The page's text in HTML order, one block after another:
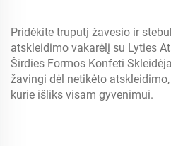
Pridėkite truputį žavesio ir
atskleidimo vakarėlį su Lyties
Širdies Formos Konfeti
žavingi dėl netikėto
kurie išliks visam gyvenimui.